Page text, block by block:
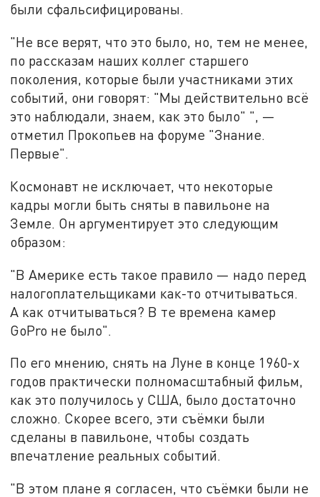
были сфальсифицированы.
"Не все верят, что это было, но, тем не менее,
по рассказам наших коллег старшего
поколения, которые были участниками этих
событий, они говорят: "Мы действительно всё
это наблюдали, знаем, как это было" ", —
отметил Прокопьев на форуме "Знание.
Первые".
Космонавт не исключает, что некоторые
кадры могли быть сняты в павильоне на
Земле. Он аргументирует это следующим
образом:
"В Америке есть такое правило — надо перед
налогоплательщиками как-то отчитываться.
А как отчитываться? В те времена камер
GoPro не было".
По его мнению, снять на Луне в конце 1960-х
годов практически полномасштабный фильм,
как это получилось у США, было достаточно
сложно. Скорее всего, эти съёмки были
сделаны в павильоне, чтобы создать
впечатление реальных событий.
"В этом плане я согласен, что съёмки были не